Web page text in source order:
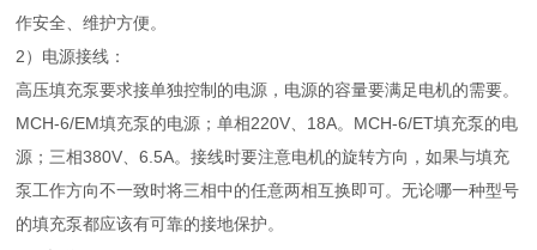
作安全、维护方便。
2）电源接线：
高压填充泵要求接单独控制的电源，电源的容量要满足电机的需要。
MCH-6/EM填充泵的电源；单相220V、18A。MCH-6/ET填充泵的电
源；三相380V、6.5A。接线时要注意电机的旋转方向，如果与填充
泵工作方向不一致时将三相中的任意两相互换即可。无论哪一种型号
的填充泵都应该有可靠的接地保护。